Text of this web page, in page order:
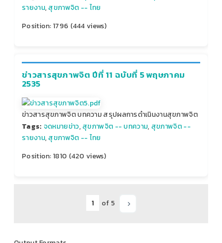
รายงาน,สุขภาพจิต -- ไทย
Position:1796 (444views)
ข่าวสารสุขภาพจิต ปีที่ 11 ฉบับที่ 5 พฤษภาคม
2535
ข่าวสารสุขภาพจิต บทความ สรุปผลการดำเนินงานสุขภาพจิต
Tags: จดหมายข่าว,สุขภาพจิต -- บทความ, สุขภาพจิต --
รายงาน,สุขภาพจิต -- ไทย
Position:1810 (420 views)
of 5